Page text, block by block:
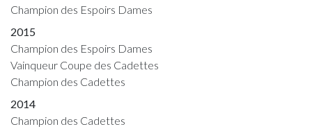
Champion des Espoirs Dames
2015
Champion des Espoirs Dames
Vainqueur Coupe des Cadettes
Champion des Cadettes
2014
Champion des Cadettes